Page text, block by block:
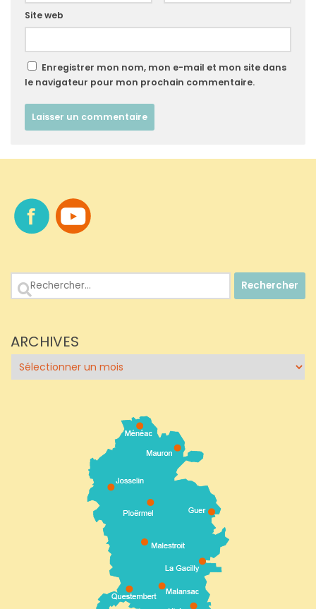
Site web
Enregistrer mon nom, mon e-mail et mon site dans
le navigateur pour mon prochain commentaire.
Rechercher :
ARCHIVES
Archives